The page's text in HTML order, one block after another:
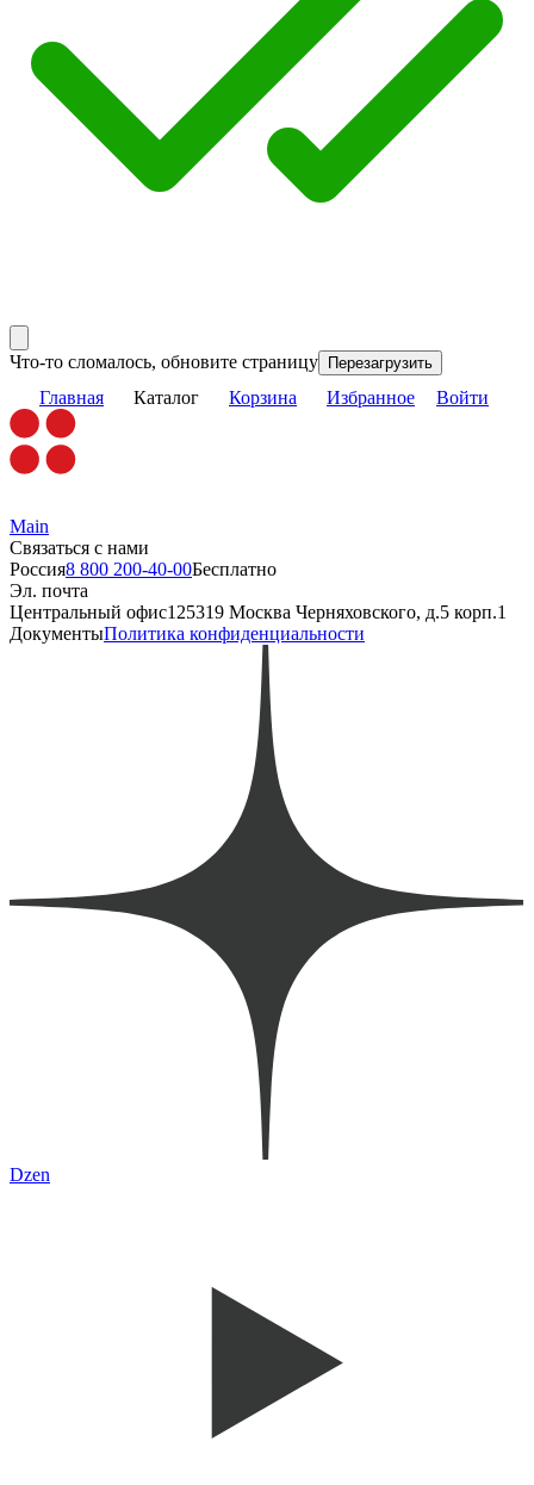
Что-то сломалось, обновите страницу Перезагрузить
Главная Каталог Корзина Избранное Войти
Main
Связаться с нами
Россия8 800 200-40-00Бесплатно
Эл. почта
Центральный офис125319 Москва Черняховского, д.5 корп.1
ДокументыПолитика конфиденциальности
Dzen